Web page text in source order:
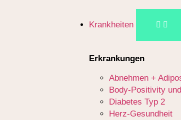
Krankheiten
Erkrankungen
Abnehmen +
Body-Positivity
Diabetes Typ 2
Herz-Gesundheit